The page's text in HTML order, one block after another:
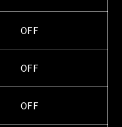
OFF
OFF
OFF